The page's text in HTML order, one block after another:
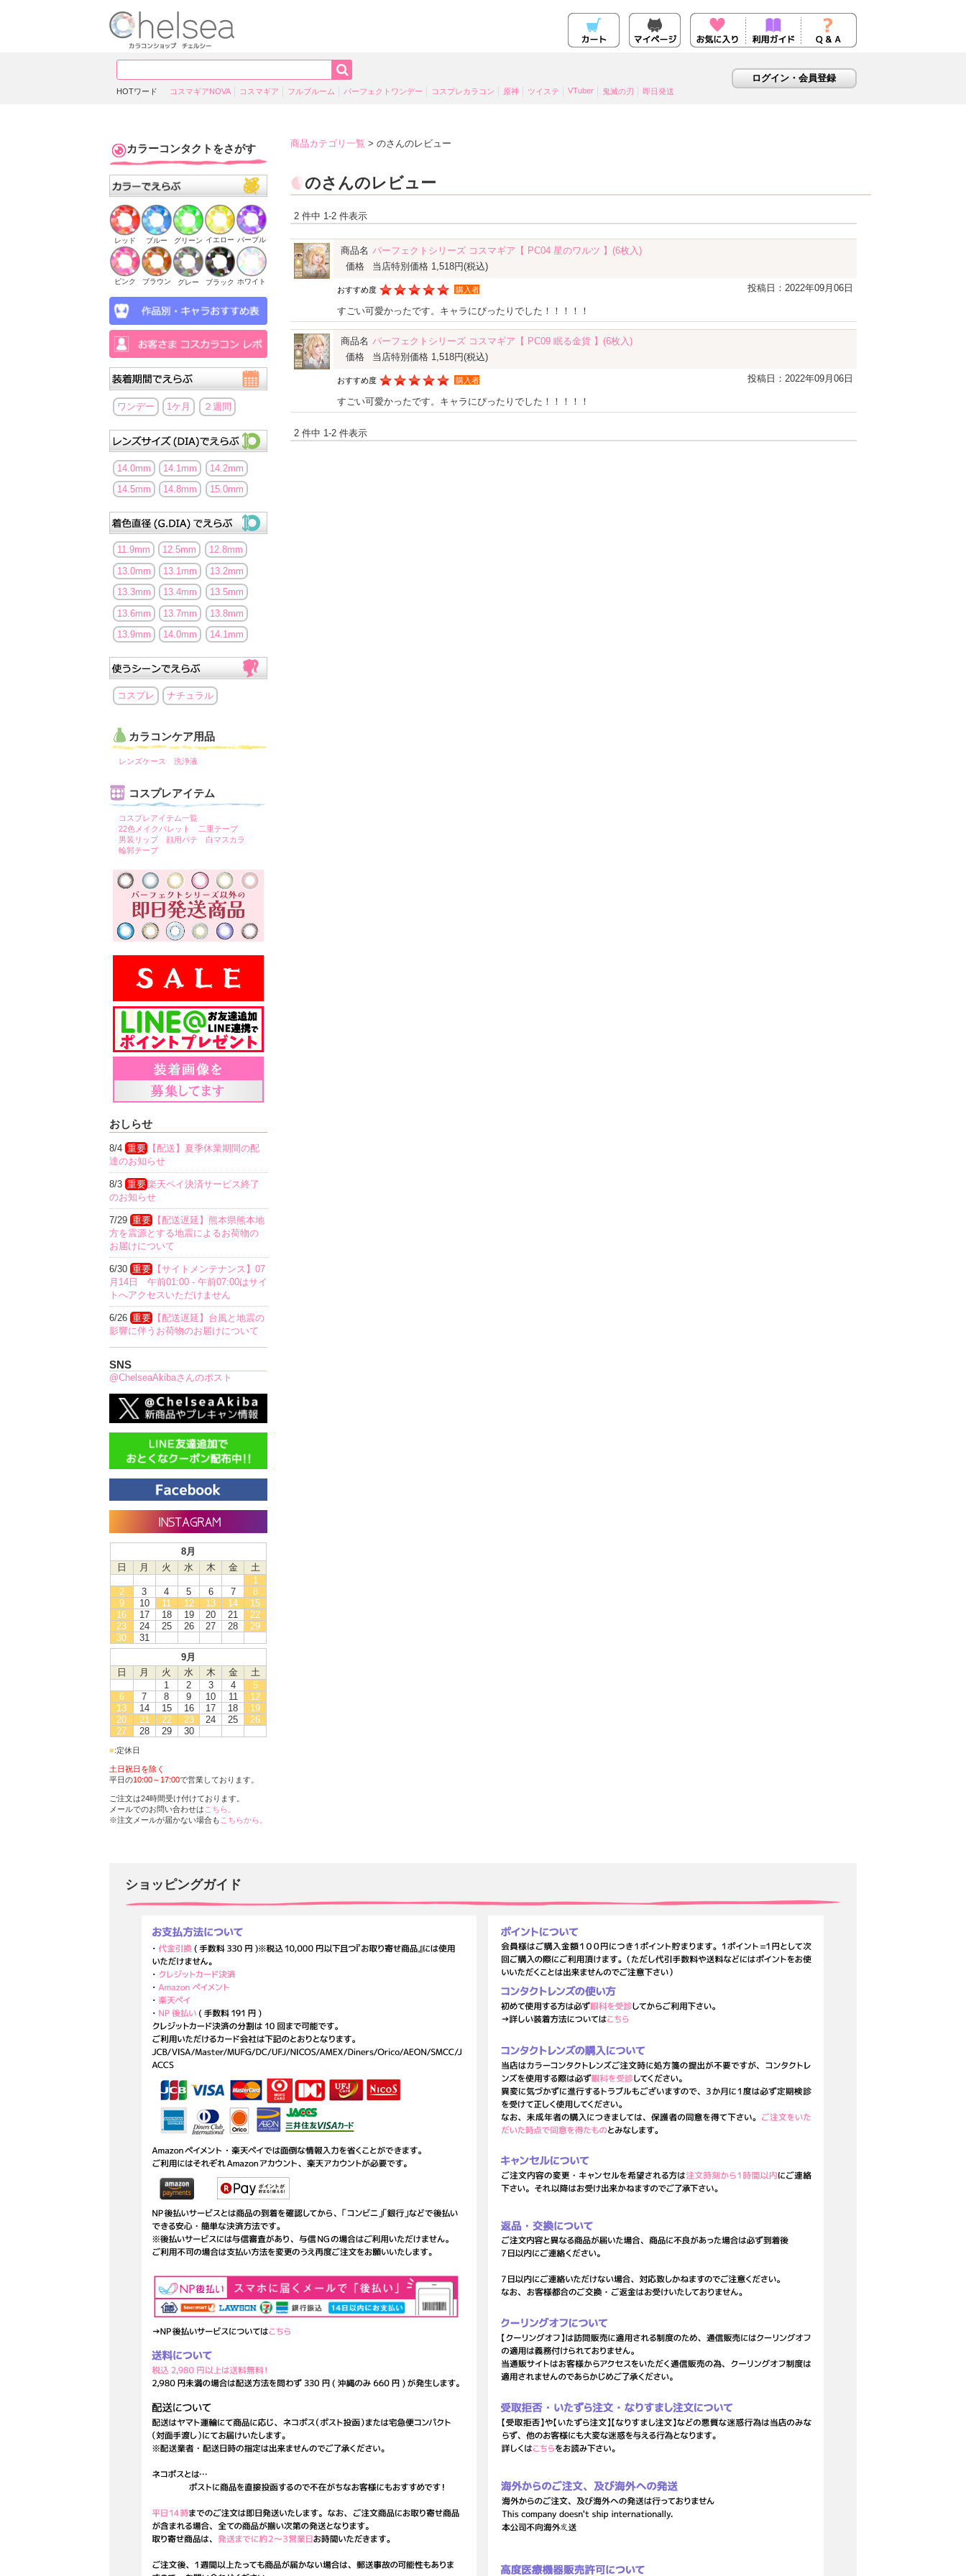
HOTワード コスマギアNOVA コスマギア フルブルーム パーフェクトワンデー コスプレカラコン 原神 ツイステ VTuber 鬼滅の刃 即日発送
カラーコンタクトをさがす
レッド ブルー グリーン イエロー パープル
ピンク ブラウン グレー ブラック ホワイト
ワンデー 1ケ月 ２週間
14.0mm 14.1mm
14.2mm
14.5mm
14.8mm 15.0mm
11.9mm 12.5mm
12.8mm
13.0mm
13.1mm
13.2mm
13.3mm
13.4mm
13.5mm
13.6mm
13.7mm
13.8mm
13.9mm
14.0mm 14.1mm
コスプレ ナチュラル
カラコンケア用品
レンズケース 洗浄液
コスプレアイテム
コスプレアイテム一覧
22色メイクパレット
二重テープ
男装リップ
顔用パテ
白マスカラ
輪郭テープ
おしらせ
8/4 重要
【配送】夏季休業期間の配
達のお知らせ
8/3 重要楽天ペイ決済サービス終了
のお知らせ
7/29 重要
【配送遅延】熊本県熊本地
方を震源とする地震によるお荷物の
お届けについて
6/30 重要
【サイトメンテナンス】07
月14日 午前01:00 - 午前07:00はサイ
トへアクセスいただけません
6/26 重要
【配送遅延】台風と地震の
影響に伴うお荷物のお届けについて
SNS
@ChelseaAkibaさんのポスト
8月
日
月 火 水 木 金
土
1
2
3 4 5 6 7
8
9
10 11 12 13 14
15
16
17 18 19 20 21
22
23
24 25 26 27 28
29
30
31
9月
日
月 火 水 木 金
土
1
2 3 4
5
6
7 8 9 10 11
12
13
14 15 16 17 18
19
20
21 22 23 24 25
26
27
28 29 30
■:定休日
土日祝日を除く
平日の10:00～17:00で営業しております。
ご注文は24時間受け付けております。
メールでのお問い合わせは こちら。
※注文メールが届かない場合も こちらから。
商品カテゴリ一覧 > のさんのレビュー
のさんのレビュー
2 件中 1-2 件表示
商品名 パーフェクトシリーズ コスマギア【 PC04 星のワルツ 】(6枚入)
価格
当店特別価格 1,518円(税込)
投稿日：2022年09月06日
おすすめ度 購入者
すごい可愛かったです。キャラにぴったりでした！！！！！
商品名 パーフェクトシリーズ コスマギア【 PC09 眠る金貨 】(6枚入)
価格
当店特別価格 1,518円(税込)
投稿日：2022年09月06日
おすすめ度 購入者
すごい可愛かったです。キャラにぴったりでした！！！！！
2 件中 1-2 件表示
ショッピングガイド